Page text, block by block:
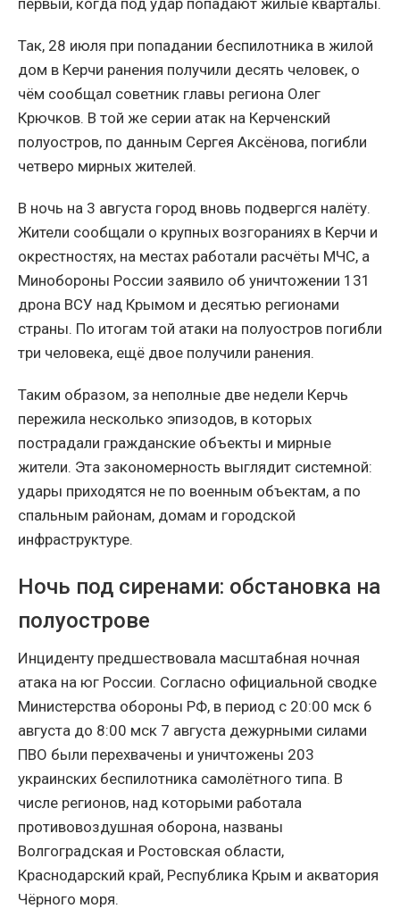
Так, 28 июля при попадании беспилотника в жилой
дом в Керчи ранения получили десять человек, о
чём сообщал советник главы региона Олег
Крючков. В той же серии атак на Керченский
полуостров, по данным Сергея Аксёнова, погибли
четверо мирных жителей.
В ночь на 3 августа город вновь подвергся налёту.
Жители сообщали о крупных возгораниях в Керчи и
окрестностях, на местах работали расчёты МЧС, а
Минобороны России заявило об уничтожении 131
дрона ВСУ над Крымом и десятью регионами
страны. По итогам той атаки на полуостров погибли
три человека, ещё двое получили ранения.
Таким образом, за неполные две недели Керчь
пережила несколько эпизодов, в которых
пострадали гражданские объекты и мирные
жители. Эта закономерность выглядит системной:
удары приходятся не по военным объектам, а по
спальным районам, домам и городской
инфраструктуре.
Ночь под сиренами: обстановка на
полуострове
Инциденту предшествовала масштабная ночная
атака на юг России. Согласно официальной сводке
Министерства обороны РФ, в период с 20:00 мск 6
августа до 8:00 мск 7 августа дежурными силами
ПВО были перехвачены и уничтожены 203
украинских беспилотника самолётного типа. В
числе регионов, над которыми работала
противовоздушная оборона, названы
Волгоградская и Ростовская области,
Краснодарский край, Республика Крым и акватория
Чёрного моря.